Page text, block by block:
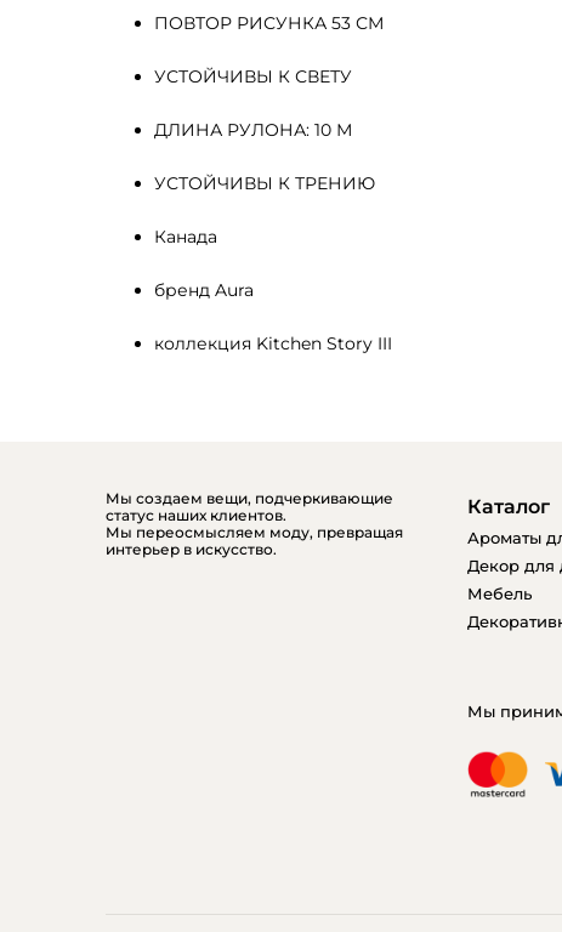
ПОВТОР РИСУНКА 53 СМ
УСТОЙЧИВЫ К СВЕТУ
ДЛИНА РУЛОНА: 10 М
УСТОЙЧИВЫ К ТРЕНИЮ
Канада
бренд Aura
коллекция Kitchen Story III
Мы создаем вещи, подчеркивающие
статус наших клиентов.
Мы переосмысляем моду, превращая
интерьер в искусство.
Каталог
Ароматы
Декор для
Мебель
Мы